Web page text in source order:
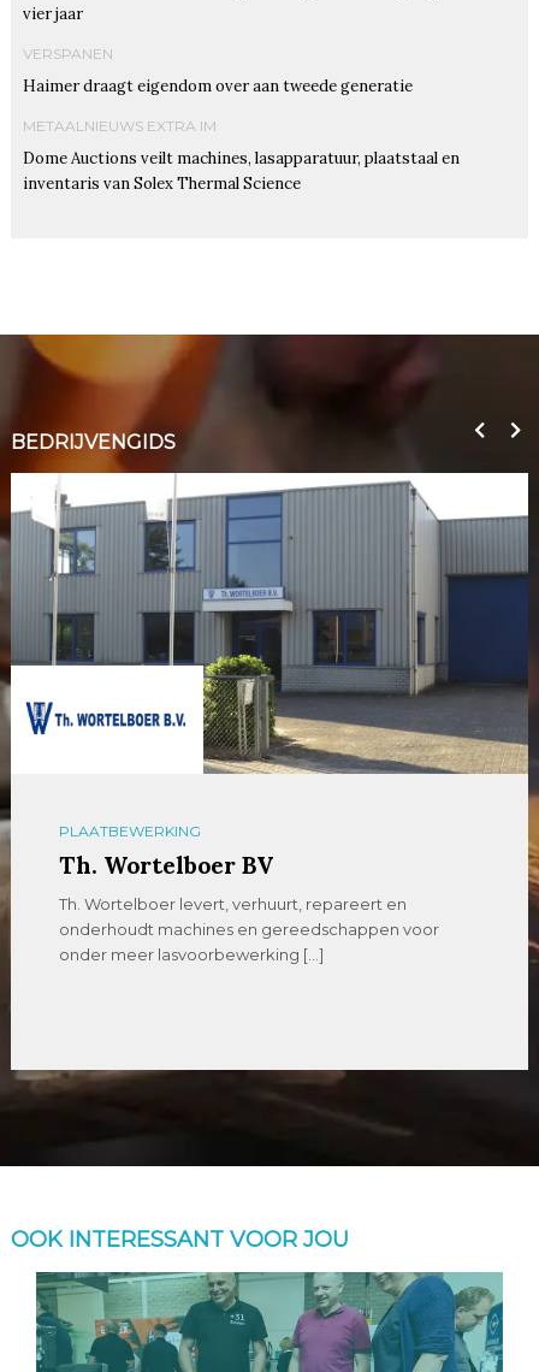
vier jaar
VERSPANEN
Haimer draagt eigendom over aan tweede generatie
METAALNIEUWS EXTRA IM
Dome Auctions veilt machines, lasapparatuur, plaatstaal en
inventaris van Solex Thermal Science
BEDRIJVENGIDS
PLAATBEWERKING
Th. Wortelboer BV
Th. Wortelboer levert, verhuurt, repareert en
onderhoudt machines en gereedschappen voor
onder meer lasvoorbewerking […]
OOK INTERESSANT VOOR JOU